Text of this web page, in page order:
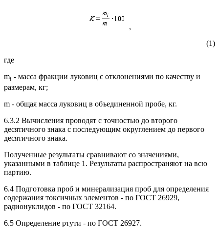
,
(1)
где
mi - масса фракции луковиц с отклонениями по качеству и
размерам, кг;
m - общая масса луковиц в объединенной пробе, кг.
6.3.2 Вычисления проводят с точностью до второго
десятичного знака с последующим округлением до первого
десятичного знака.
Полученные результаты сравнивают со значениями,
указанными в таблице 1. Результаты распространяют на всю
партию.
6.4 Подготовка проб и минерализация проб для определения
содержания токсичных элементов - по ГОСТ 26929,
радионуклидов - по ГОСТ 32164.
6.5 Определение ртути - по ГОСТ 26927.